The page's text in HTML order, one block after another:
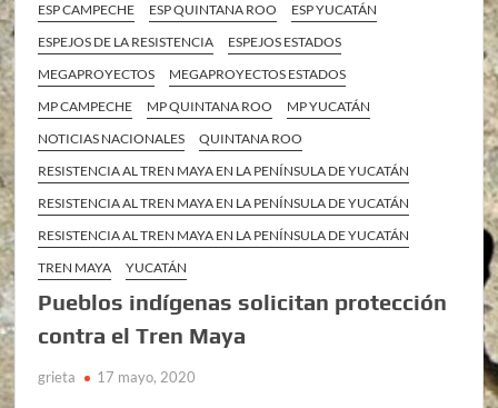
ESP CAMPECHE
ESP QUINTANA ROO
ESP YUCATÁN
ESPEJOS DE LA RESISTENCIA
ESPEJOS ESTADOS
MEGAPROYECTOS
MEGAPROYECTOS ESTADOS
MP CAMPECHE
MP QUINTANA ROO
MP YUCATÁN
NOTICIAS NACIONALES
QUINTANA ROO
RESISTENCIA AL TREN MAYA EN LA PENÍNSULA DE YUCATÁN
RESISTENCIA AL TREN MAYA EN LA PENÍNSULA DE YUCATÁN
RESISTENCIA AL TREN MAYA EN LA PENÍNSULA DE YUCATÁN
TREN MAYA
YUCATÁN
Pueblos indígenas solicitan protección
contra el Tren Maya
grieta 17 mayo, 2020